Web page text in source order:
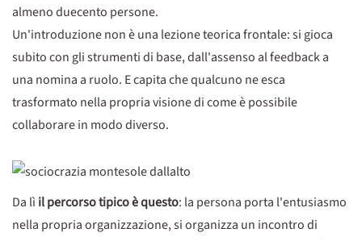
almeno duecento persone.
Un'introduzione non è una lezione teorica frontale: si gioca
subito con gli strumenti di base, dall'assenso al feedback a
una nomina a ruolo. E capita che qualcuno ne esca
trasformato nella propria visione di come è possibile
collaborare in modo diverso.
Da lì il percorso tipico è questo: la persona porta l'entusiasmo
nella propria organizzazione, si organizza un incontro di